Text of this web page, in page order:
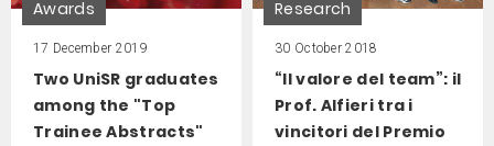
Awards
17 December 2019
Two UniSR graduates
among the "Top
Trainee Abstracts"
Research
30 October 2018
“Il valore del team”: il
Prof. Alfieri tra i
vincitori del Premio